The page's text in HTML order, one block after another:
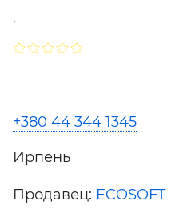
.
+380 44 344 1345
Ирпень
Продавец: ECOSOFT